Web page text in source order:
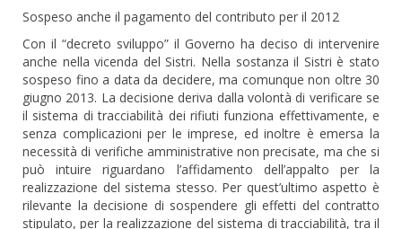
Sospeso anche il pagamento del contributo per il 2012
Con il “decreto sviluppo” il Governo ha deciso di intervenire
anche nella vicenda del Sistri. Nella sostanza il Sistri è stato
sospeso fino a data da decidere, ma comunque non oltre 30
giugno 2013. La decisione deriva dalla volontà di verificare se
il sistema di tracciabilità dei rifiuti funziona effettivamente, e
senza complicazioni per le imprese, ed inoltre è emersa la
necessità di verifiche amministrative non precisate, ma che si
può intuire riguardano l’affidamento dell’appalto per la
realizzazione del sistema stesso. Per quest’ultimo aspetto è
rilevante la decisione di sospendere gli effetti del contratto
stipulato, per la realizzazione del sistema di tracciabilità, tra il